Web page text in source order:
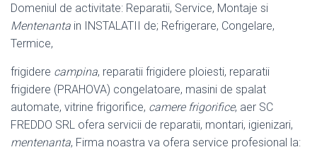
Domeniul de activitate: Reparatii, Service, Montaje si
Mentenanta in INSTALATII de; Refrigerare, Congelare,
Termice,
frigidere campina, reparatii frigidere ploiesti, reparatii
frigidere (PRAHOVA) congelatoare, masini de spalat
automate, vitrine frigorifice, camere frigorifice, aer SC
FREDDO SRL ofera servicii de reparatii, montari, igienizari,
mentenanta, Firma noastra va ofera service profesional la: